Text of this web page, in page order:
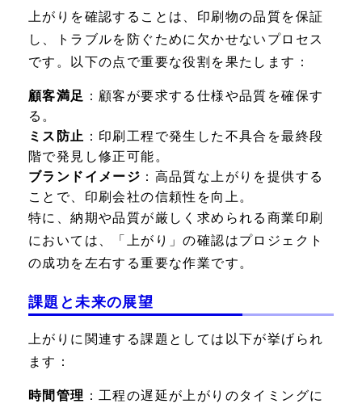
上がりを確認することは、印刷物の品質を保証
し、トラブルを防ぐために欠かせないプロセス
です。以下の点で重要な役割を果たします：
顧客満足 ：顧客が要求する仕様や品質を確保す
る。
ミス防止 ：印刷工程で発生した不具合を最終段
階で発見し修正可能。
ブランドイメージ ：高品質な上がりを提供する
ことで、印刷会社の信頼性を向上。
特に、納期や品質が厳しく求められる商業印刷
においては、「上がり」の確認はプロジェクト
の成功を左右する重要な作業です。
課題と未来の展望
上がりに関連する課題としては以下が挙げられ
ます：
時間管理 ：工程の遅延が上がりのタイミングに